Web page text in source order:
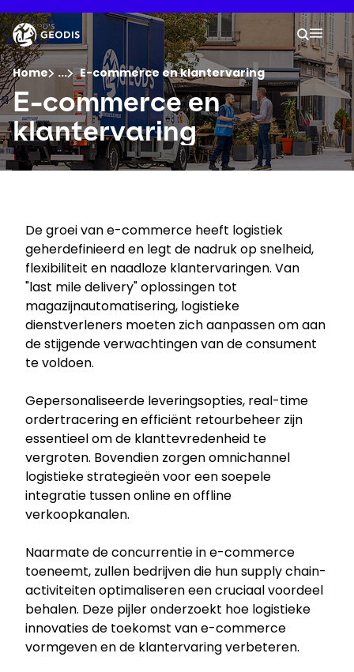
naar
hoofdtekst
Bedrijf
Newsroom
Locaties
Verzending volgen
Toepassen
Netherlands​ - NL
Uw
Zoek
U bevindt zich hier :
Home ...Show all breadcrumb elements
E-commerce en klantervaring
Keepeek
E-commerce en
klantervaring
De groei van e-commerce heeft logistiek
geherdefinieerd en legt de nadruk op snelheid,
flexibiliteit en naadloze klantervaringen. Van
"last mile delivery" oplossingen tot
magazijnautomatisering, logistieke
dienstverleners moeten zich aanpassen om aan
de stijgende verwachtingen van de consument
te voldoen.
Gepersonaliseerde leveringsopties, real-time
ordertracering en efficiënt retourbeheer zijn
essentieel om de klanttevredenheid te
vergroten. Bovendien zorgen omnichannel
logistieke strategieën voor een soepele
integratie tussen online en offline
verkoopkanalen.
Naarmate de concurrentie in e-commerce
toeneemt, zullen bedrijven die hun supply chain-
activiteiten optimaliseren een cruciaal voordeel
behalen. Deze pijler onderzoekt hoe logistieke
innovaties de toekomst van e-commerce
vormgeven en de klantervaring verbeteren.